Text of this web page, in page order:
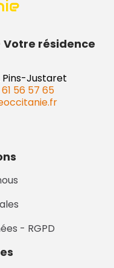
résidence
Pins-Justaret
56 57 65
- RGPD